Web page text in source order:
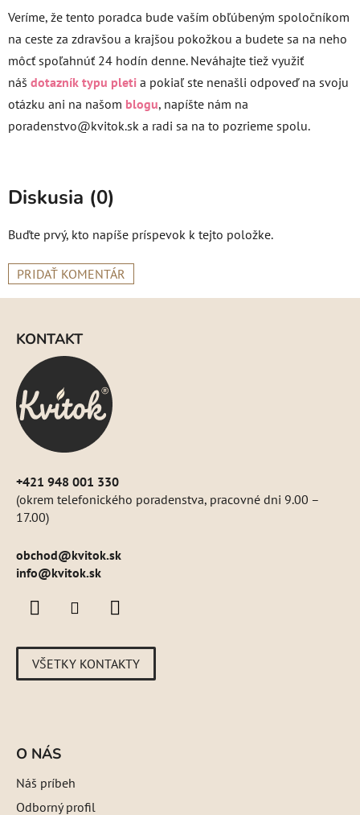
Veríme, že tento poradca bude vaším obľúbeným spoločníkom
na ceste za zdravšou a krajšou pokožkou a budete sa na neho
môcť spoľahnúť 24 hodín denne. Neváhajte tiež využiť
náš dotazník typu pleti a pokiaľ ste nenašli odpoveď na svoju
otázku ani na našom blogu, napíšte nám na
poradenstvo@kvitok.sk a radi sa na to pozrieme spolu.
Diskusia (0)
Buďte prvý, kto napíše príspevok k tejto položke.
PRIDAŤ KOMENTÁR
KONTAKT
+421 948 001 330
(okrem telefonického poradenstva, pracovné dni 9.00 –
17.00)
obchod@kvitok.sk
info@kvitok.sk
VŠETKY KONTAKTY
O NÁS
Náš príbeh
Odborný profil